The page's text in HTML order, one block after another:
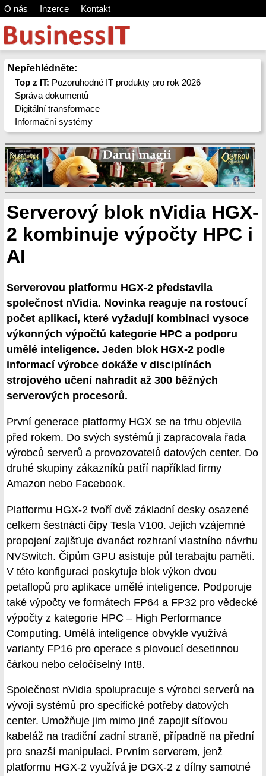
O nás Inzerce Kontakt
Nepřehlédněte:
Top z IT: Pozoruhodné IT produkty pro rok 2026
Správa dokumentů
Digitální transformace
Informační systémy
Serverový blok nVidia HGX-
2 kombinuje výpočty HPC i
AI
Serverovou platformu HGX-2 představila
společnost nVidia. Novinka reaguje na rostoucí
počet aplikací, které vyžadují kombinaci vysoce
výkonných výpočtů kategorie HPC a podporu
umělé inteligence. Jeden blok HGX-2 podle
informací výrobce dokáže v disciplínách
strojového učení nahradit až 300 běžných
serverových procesorů.
První generace platformy HGX se na trhu objevila
před rokem. Do svých systémů ji zapracovala řada
výrobců serverů a provozovatelů datových center. Do
druhé skupiny zákazníků patří například firmy
Amazon nebo Facebook.
Platformu HGX-2 tvoří dvě základní desky osazené
celkem šestnácti čipy Tesla V100. Jejich vzájemné
propojení zajišťuje dvanáct rozhraní vlastního návrhu
NVSwitch. Čipům GPU asistuje půl terabajtu paměti.
V této konfiguraci poskytuje blok výkon dvou
petaflopů pro aplikace umělé inteligence. Podporuje
také výpočty ve formátech FP64 a FP32 pro vědecké
výpočty z kategorie HPC – High Performance
Computing. Umělá inteligence obvykle využívá
varianty FP16 pro operace s plovoucí desetinnou
čárkou nebo celočíselný Int8.
Společnost nVidia spolupracuje s výrobci serverů na
vývoji systémů pro specifické potřeby datových
center. Umožňuje jim mimo jiné zapojit síťovou
kabeláž na tradiční zadní straně, případně na přední
pro snazší manipulaci. Prvním serverem, jenž
platformu HGX-2 využívá je DGX-2 z dílny samotné